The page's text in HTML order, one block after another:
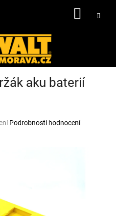
aku baterií
Podrobnosti hodnocení